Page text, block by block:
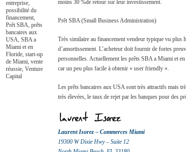
entreprise,
possibilité du
financement,
Prêt SBA, prêts
bancaires aux
USA, SBA a
Miami et en
Floride, start-up
de Miami, vente
réussie, Venture
Capital
moins 30 %de retour sur leur investissement.
Prêt SBA (Small Business Administration)
Très similaire au financement vendeur typique vu plus
d’amortissement. L’acheteur doit fournir de fortes
personnelles. Actuellement les prêts SBA a Miami et
car un peu plus facile à obtenir « user friendly ».
Les prêts bancaires aux USA sont très attractifs mais
très élevées, le taux de rejet par les banques pour des
Laurent Isorez – Commerces Miami
19300 W Dixie Hwy – Suite 12